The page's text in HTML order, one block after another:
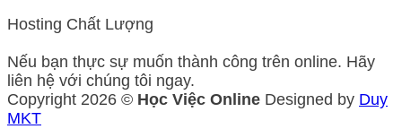
Hosting Chất Lượng
Nếu bạn thực sự muốn thành công trên online. Hãy
liên hệ với chúng tôi ngay.
Copyright 2026 © Học Việc Online Designed by Duy
MKT